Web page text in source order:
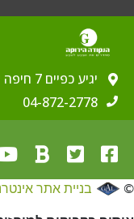
יגיע כפיים 7 חיפה ישראל 2629910
04-872-2778
בניית אתר אינטרנט